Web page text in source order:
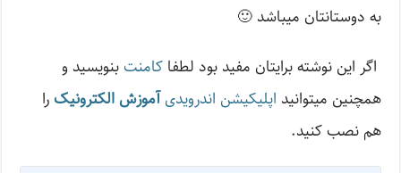
به دوستانتان میباشد 🙂
اگر این نوشته‌ برایتان مفید بود لطفاکامنت بنویسید و
همچنین میتوانید اپلیکیشن اندرویدیآموزش الکترونیک را
هم نصب کنید.